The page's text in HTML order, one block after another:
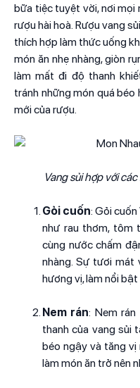
bữa tiệc tuyệt vời, nơi mọi
rượu hài hoà. Rượu vang
thích hợp làm thức uống
món ăn nhẹ nhàng, giòn
làm mất đi độ thanh
tránh những món quá
mới của rượu.
Vang sủi hợp với
Gỏi cuốn: Gỏi
như rau thơm, tôm
cùng nước chấm
nhàng. Sự tươi mát
hương vị, làm nổi
Nem rán: Nem rán
thanh của vang sủi
béo ngậy và tăng vị
làm món ăn trở nên